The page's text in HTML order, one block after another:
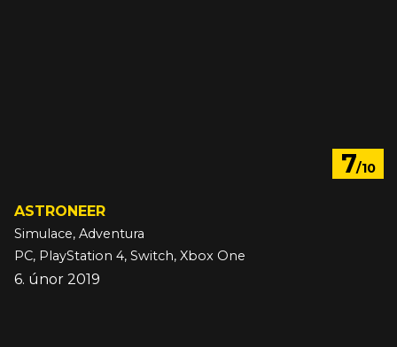
7/10
ASTRONEER
Simulace, Adventura
PC, PlayStation 4, Switch, Xbox One
6. únor 2019